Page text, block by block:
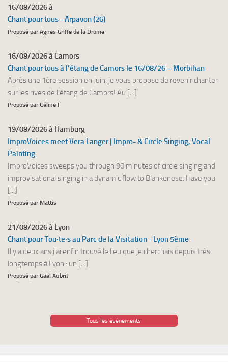
16/08/2026 à
Chant pour tous - Arpavon (26)
Proposé par Agnes Griffe de la Drome
16/08/2026 à Camors
Chant pour tous à l’étang de Camors le 16/08/26 – Morbihan
Après une 1ère session en Juin, je vous propose de revenir chanter
sur les rives de l’étang de Camors! Au [...]
Proposé par Céline F
19/08/2026 à Hamburg
ImproVoices meet Vera Langer | Impro- & Circle Singing, Vocal
Painting
ImproVoices sweeps you through 90 minutes of circle singing and
improvisational singing in a dynamic flow to Blankenese. Have you
[...]
Proposé par Mattis
21/08/2026 à Lyon
Chant pour Tou·te·s au Parc de la Visitation - Lyon 5ème
Il y a deux ans j'ai enfin trouvé le lieu que je cherchais depuis très
longtemps à Lyon : un [...]
Proposé par Gaël Aubrit
Tous les événements